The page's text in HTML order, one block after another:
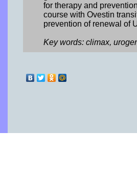
for therapy and
course with Ovestin
prevention of renewal of
Key words: climax,